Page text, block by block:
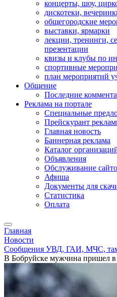
концерты, шоу,
дискотеки,
общегородские
выставки, ярмарки
лекции, тренинги,
презентации
квизы и клубы по
спортивные
план мероприятий
Общение
Последние
Реклама на портале
Специальные
Прейскурант
Главная новость
Баннерная реклама
Каталог
Объявления
Обслуживание
Афиша
Документы для
Статистика
Оплата
Главная
Новости
Сообщения УВД, ГАИ, МЧС,
В Бобруйске мужчина пришел